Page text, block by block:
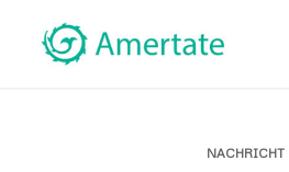
NACHRICHT